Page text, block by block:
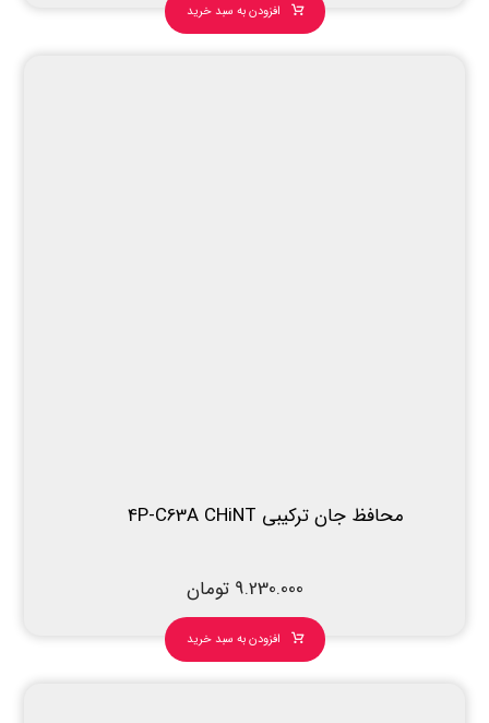
افزودن به سبد خرید
محافظ جان ترکیبی 4P-C63A CHiNT
9.230.000 تومان
افزودن به سبد خرید